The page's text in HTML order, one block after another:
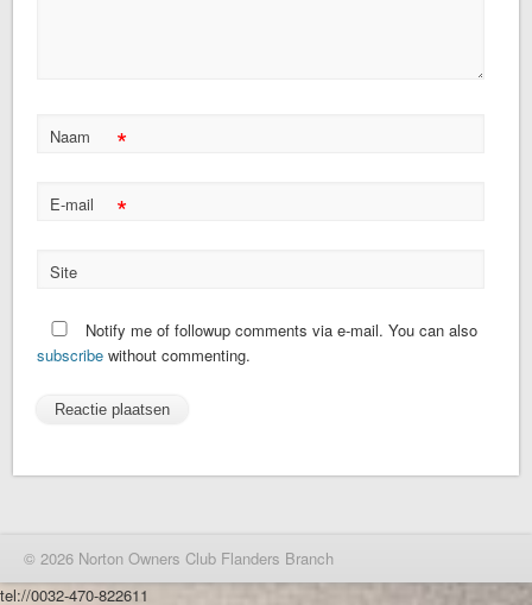
Naam *
E-mail *
Site
Notify me of followup comments via e-mail. You can also
subscribe without commenting.
© 2026 Norton Owners Club Flanders Branch
tel://0032-470-822611